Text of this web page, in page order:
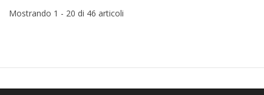
Mostrando 1 - 20 di 46 articoli